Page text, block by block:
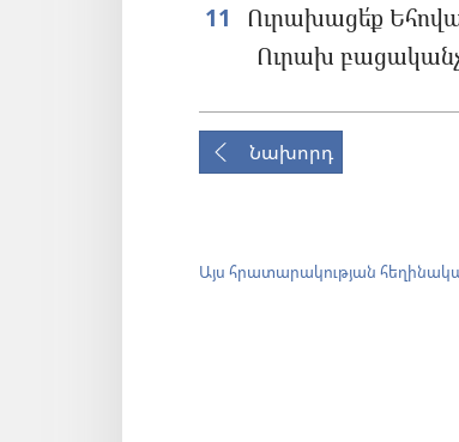
11
Ուրախացե՛ք
Ուրախ
Նախորդ
Այս հրատարակության